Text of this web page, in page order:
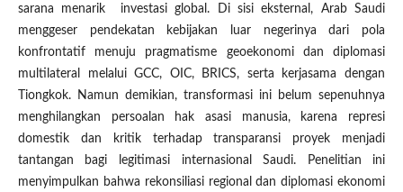
sarana menarik investasi global. Di sisi eksternal, Arab Saudi
menggeser pendekatan kebijakan luar negerinya dari pola
konfrontatif menuju pragmatisme geoekonomi dan diplomasi
multilateral melalui GCC, OIC, BRICS, serta kerjasama dengan
Tiongkok. Namun demikian, transformasi ini belum sepenuhnya
menghilangkan persoalan hak asasi manusia, karena represi
domestik dan kritik terhadap transparansi proyek menjadi
tantangan bagi legitimasi internasional Saudi. Penelitian ini
menyimpulkan bahwa rekonsiliasi regional dan diplomasi ekonomi